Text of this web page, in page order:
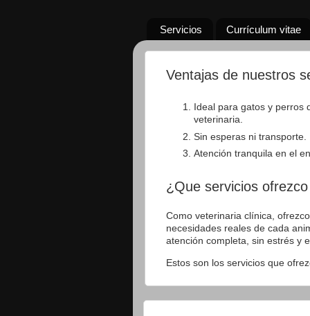
Servicios Currículum vitae
Ventajas de nuestros
Ideal para gatos y perros
veterinaria.
Sin esperas ni transporte.
Atención tranquila en el
¿Que servicios
Como veterinaria clínica,
necesidades reales de cada
atención completa, sin estrés y
Estos son los servicios que